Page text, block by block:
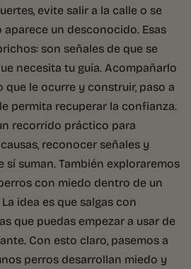
evite salir a la calle o se
un desconocido. Esas
son señales de que se
necesita tu guía. Acompañarlo
le ocurre y construir, paso a
permita recuperar la confianza.
recorrido práctico para
reconocer señales y
sí suman. También exploraremos
con miedo dentro de un
idea es que salgas con
que puedas empezar a usar de
Con esto claro, pasemos a
perros desarrollan miedo y